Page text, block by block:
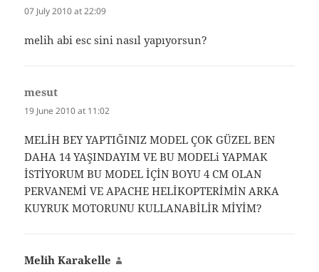
07 July 2010 at 22:09
melih abi esc sini nasıl yapıyorsun?
mesut
19 June 2010 at 11:02
MELİH BEY YAPTIĞINIZ MODEL ÇOK GÜZEL BEN
DAHA 14 YAŞINDAYIM VE BU MODELi YAPMAK
İSTİYORUM BU MODEL İÇİN BOYU 4 CM OLAN
PERVANEMİ VE APACHE HELİKOPTERİMİN ARKA
KUYRUK MOTORUNU KULLANABİLİR MİYİM?
Melih Karakelle